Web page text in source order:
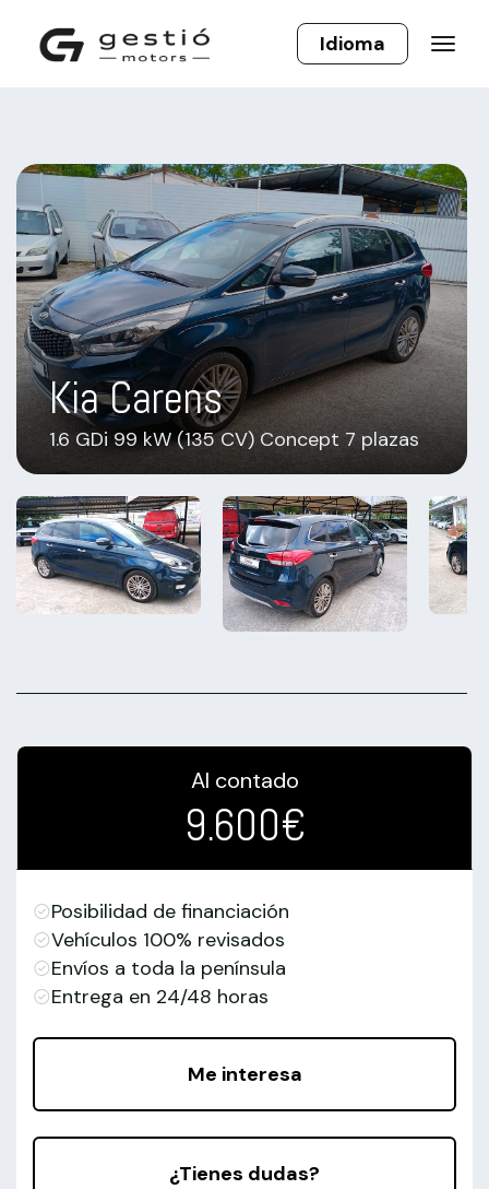
Kia Carens
1.6 GDi 99 kW (135 CV) Concept 7 plazas
Al contado
9.600€
Posibilidad de financiación
Vehículos 100% revisados
Envíos a toda la península
Entrega en 24/48 horas
Me interesa
¿Tienes dudas?